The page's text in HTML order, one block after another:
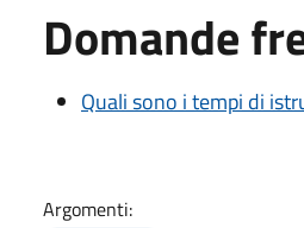
Domande
Quali sono i tempi di
Argomenti: